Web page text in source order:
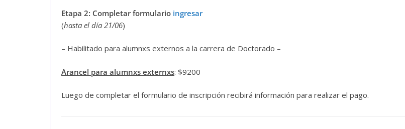
Etapa 2: Completar formulario ingresar
(hasta el día 21/06)
– Habilitado para alumnxs externos a la carrera de Doctorado –
Arancel para alumnxs externxs: $9200
Luego de completar el formulario de inscripción recibirá información para realizar el pago.